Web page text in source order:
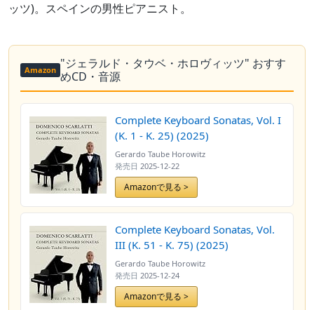
ッツ)。スペインの男性ピアニスト。
Amazon "ジェラルド・タウベ・ホロヴィッツ" おすす
めCD・音源
Complete Keyboard Sonatas, Vol. I
(K. 1 - K. 25) (2025)
Gerardo Taube Horowitz
発売日 2025-12-22
Amazonで見る >
Complete Keyboard Sonatas, Vol.
III (K. 51 - K. 75) (2025)
Gerardo Taube Horowitz
発売日 2025-12-24
Amazonで見る >